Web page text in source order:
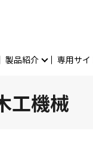
製品紹介 専用サイ
工機械